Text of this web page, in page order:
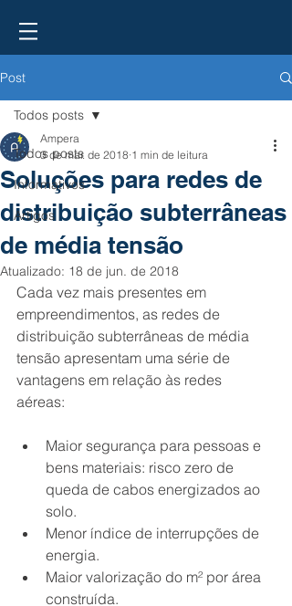
Post
Todos posts
Informativos
Artigos
Todos posts
Soluções para redes de
distribuição subterrâneas
de média tensão
Ampera
3 de mar. de 2018 1 min de leitura
Atualizado: 18 de jun. de 2018
Cada vez mais presentes em
empreendimentos, as redes de
distribuição subterrâneas de média
tensão apresentam uma série de
vantagens em relação às redes
aéreas:
Maior segurança para pessoas e
bens materiais: risco zero de
queda de cabos energizados ao
solo.
Menor índice de interrupções de
energia.
Maior valorização do m² por área
construída.